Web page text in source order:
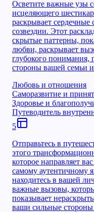
Осветите важные узы
исцеляющего
раскрывает
созвездии. Этот
скрытые паттерны,
любви, раскрывает
глубокого понимания,
стороны вашей семьи
Любовь и отношения
Саморазвитие и
Здоровье и
Путеводитель
5
Отправьтесь в
этого
которое направляет
самому аутентичному
находитесь в вашей
важные вызовы,
показывает
ваши сильные стороны